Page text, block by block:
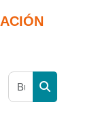
Buscar